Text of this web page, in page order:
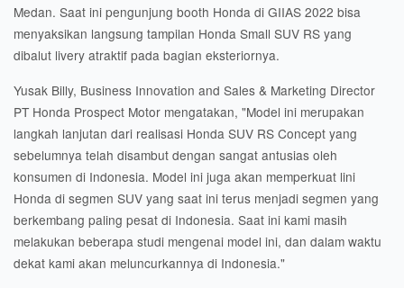
Medan. Saat ini pengunjung booth Honda di GIIAS 2022 bisa
menyaksikan langsung tampilan Honda Small SUV RS yang
dibalut livery atraktif pada bagian eksteriornya.
Yusak Billy, Business Innovation and Sales & Marketing Director
PT Honda Prospect Motor mengatakan, "Model ini merupakan
langkah lanjutan dari realisasi Honda SUV RS Concept yang
sebelumnya telah disambut dengan sangat antusias oleh
konsumen di Indonesia. Model ini juga akan memperkuat lini
Honda di segmen SUV yang saat ini terus menjadi segmen yang
berkembang paling pesat di Indonesia. Saat ini kami masih
melakukan beberapa studi mengenai model ini, dan dalam waktu
dekat kami akan meluncurkannya di Indonesia."